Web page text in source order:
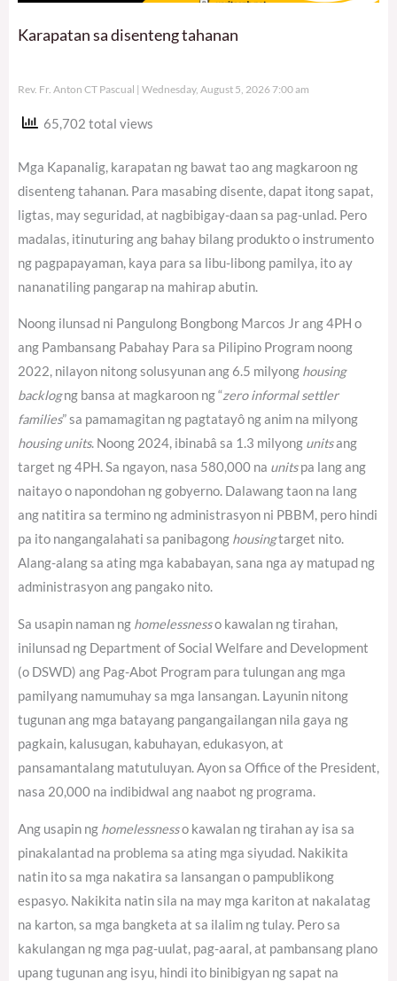
Karapatan sa disenteng tahanan
Rev. Fr. Anton CT Pascual Wednesday, August 5, 2026 7:00 am
65,702 total views
Mga Kapanalig, karapatan ng bawat tao ang magkaroon ng
disenteng tahanan. Para masabing disente, dapat itong sapat,
ligtas, may seguridad, at nagbibigay-daan sa pag-unlad. Pero
madalas, itinuturing ang bahay bilang produkto o instrumento
ng pagpapayaman, kaya para sa libu-libong pamilya, ito ay
nananatiling pangarap na mahirap abutin.
Noong ilunsad ni Pangulong Bongbong Marcos Jr ang 4PH o
ang Pambansang Pabahay Para sa Pilipino Program noong
2022, nilayon nitong solusyunan ang 6.5 milyong housing
backlogng bansa at magkaroon ng “zero informal settler
families” sa pamamagitan ng pagtatayô ng anim na milyong
housing units. Noong 2024, ibinabâ sa 1.3 milyong unitsang
target ng 4PH.Sa ngayon, nasa 580,000 na unitspa lang ang
naitayo o napondohan ng gobyerno. Dalawang taon na lang
ang natitira sa termino ng administrasyon ni PBBM, pero hindi
pa ito nangangalahati sa panibagong housingtarget nito.
Alang-alang sa ating mga kababayan, sana nga ay matupad ng
administrasyon ang pangako nito.
Sa usapin naman ng homelessnesso kawalan ng tirahan,
inilunsad ng Department of Social Welfare and Development
(o DSWD) ang Pag-Abot Program para tulungan ang mga
pamilyang namumuhay sa mga lansangan. Layunin nitong
tugunan ang mga batayang pangangailangan nila gaya ng
pagkain, kalusugan, kabuhayan, edukasyon, at
pansamantalang matutuluyan. Ayon sa Office of the President,
nasa 20,000 na indibidwal ang naabot ng programa.
Ang usapin ng homelessnesso kawalan ng tirahan ay isa sa
pinakalantad na problema sa ating mga siyudad. Nakikita
natin ito sa mga nakatira sa lansangan o pampublikong
espasyo. Nakikita natin sila na may mga kariton at nakalatag
na karton, sa mga bangketa at sa ilalim ng tulay. Pero sa
kakulangan ng mga pag-uulat, pag-aaral, at pambansang plano
upang tugunan ang isyu, hindi ito binibigyan ng sapat na